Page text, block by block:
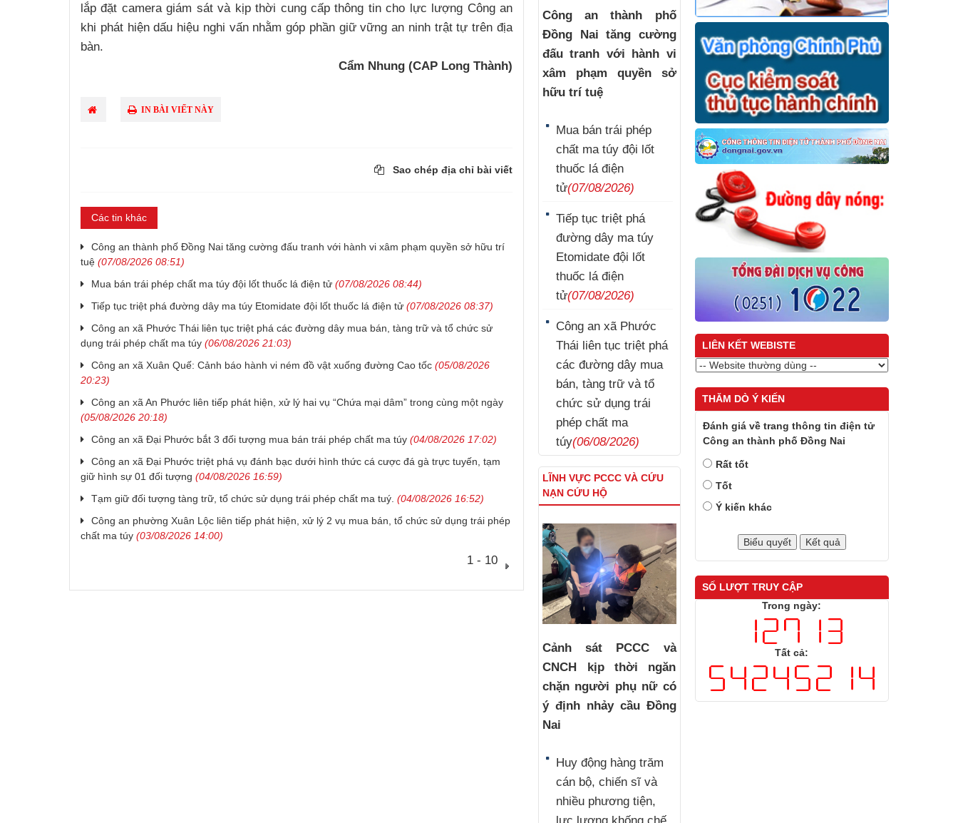
lắp đặt camera giám sát và kịp thời cung cấp thông tin cho lực lượng Công an
khi phát hiện dấu hiệu nghi vấn nhằm góp phần giữ vững an ninh trật tự trên địa
bàn.
Cẩm Nhung (CAP Long Thành)
IN BÀI VIẾT NÀY
Sao chép địa chỉ bài viết
Các tin khác
Công an thành phố Đồng Nai tăng cường đấu tranh với hành vi xâm phạm quyền sở hữu trí
tuệ (07/08/2026 08:51)
Mua bán trái phép chất ma túy đội lốt thuốc lá điện tử (07/08/2026 08:44)
Tiếp tục triệt phá đường dây ma túy Etomidate đội lốt thuốc lá điện tử (07/08/2026 08:37)
Công an xã Phước Thái liên tục triệt phá các đường dây mua bán, tàng trữ và tổ chức sử
dụng trái phép chất ma túy (06/08/2026 21:03)
Công an xã Xuân Quế: Cảnh báo hành vi ném đồ vật xuống đường Cao tốc (05/08/2026
20:23)
Công an xã An Phước liên tiếp phát hiện, xử lý hai vụ “Chứa mại dâm” trong cùng một ngày
(05/08/2026 20:18)
Công an xã Đại Phước bắt 3 đối tượng mua bán trái phép chất ma túy (04/08/2026 17:02)
Công an xã Đại Phước triệt phá vụ đánh bạc dưới hình thức cá cược đá gà trực tuyến, tạm
giữ hình sự 01 đối tượng (04/08/2026 16:59)
Tạm giữ đối tượng tàng trữ, tổ chức sử dụng trái phép chất ma tuý. (04/08/2026 16:52)
Công an phường Xuân Lộc liên tiếp phát hiện, xử lý 2 vụ mua bán, tổ chức sử dụng trái phép
chất ma túy (03/08/2026 14:00)
1 - 10
Công an thành phố
Đồng Nai tăng cường
đấu tranh với hành vi
xâm phạm quyền sở
hữu trí tuệ
Mua bán trái phép
chất ma túy đội lốt
thuốc lá điện
tử(07/08/2026)
Tiếp tục triệt phá
đường dây ma túy
Etomidate đội lốt
thuốc lá điện
tử(07/08/2026)
Công an xã Phước
Thái liên tục triệt phá
các đường dây mua
bán, tàng trữ và tổ
chức sử dụng trái
phép chất ma
túy(06/08/2026)
LĨNH VỰC PCCC VÀ CỨU
NẠN CỨU HỘ
Cảnh sát PCCC và
CNCH kịp thời ngăn
chặn người phụ nữ có
ý định nhảy cầu Đồng
Nai
Huy động hàng trăm
cán bộ, chiến sĩ và
nhiều phương tiện,
LIÊN KẾT WEBISTE
THĂM DÒ Ý KIẾN
Đánh giá về trang thông tin điện tử
Công an thành phố Đồng Nai
Rất tốt
Tốt
Ý kiến khác
SỐ LƯỢT TRUY CẬP
Trong ngày:
Tất cả: